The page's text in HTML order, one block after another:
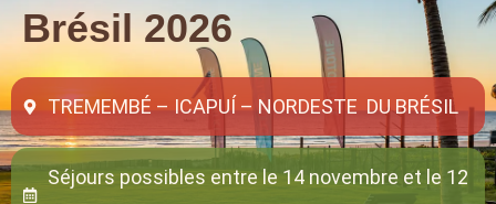
Brésil 2026
TREMEMBÉ – ICAPUÍ – NORDESTE DU BRÉSIL
Séjours possibles entre le 14 novembre et le 12